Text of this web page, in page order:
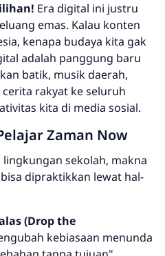
Era digital ini justru
emas. Kalau konten
kenapa budaya kita gak
adalah panggung baru
batik, musik daerah,
rakyat ke seluruh
kita di media sosial.
Zaman Now
sekolah, makna
dipraktikkan lewat hal-
(Drop the
kebiasaan menunda